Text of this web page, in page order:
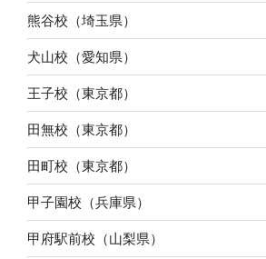
熊谷校（埼玉県）
犬山校（愛知県）
王子校（東京都）
田無校（東京都）
田町校（東京都）
甲子園校（兵庫県）
甲府駅前校（山梨県）